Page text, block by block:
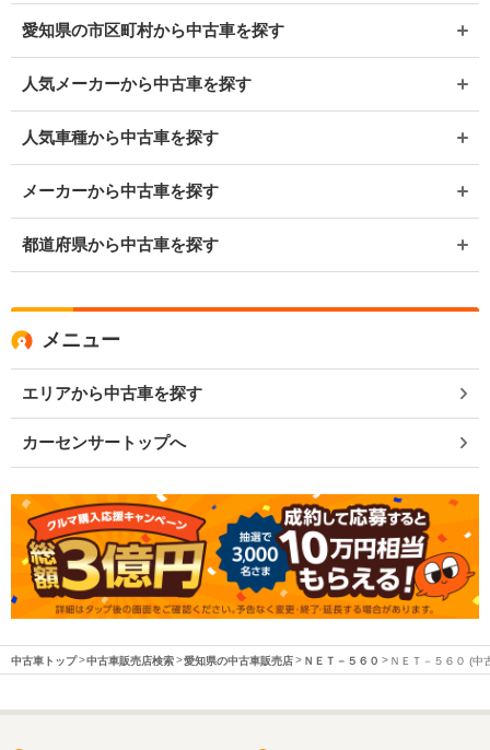
愛知県の市区町村から中古車を探す
人気メーカーから中古車を探す
人気車種から中古車を探す
メーカーから中古車を探す
都道府県から中古車を探す
メニュー
エリアから中古車を探す
カーセンサートップへ
中古車トップ 中古車販売店検索 愛知県の中古車販売店 ＮＥＴ－５６０ ＮＥＴ－５６０ (中